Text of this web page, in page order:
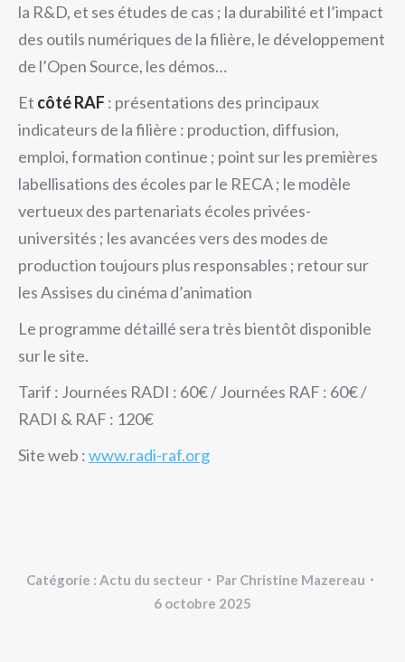
la R&D, et ses études de cas ; la durabilité et l’impact
des outils numériques de la filière, le développement
de l’Open Source, les démos…
Et côté RAF : présentations des principaux
indicateurs de la filière : production, diffusion,
emploi, formation continue ; point sur les premières
labellisations des écoles par le RECA ; le modèle
vertueux des partenariats écoles privées-
universités ; les avancées vers des modes de
production toujours plus responsables ; retour sur
les Assises du cinéma d’animation
Le programme détaillé sera très bientôt disponible
sur le site.
Tarif : Journées RADI : 60€ / Journées RAF : 60€ /
RADI & RAF : 120€
Site web :www.radi-raf.org
Catégorie : Actu du secteur Par Christine Mazereau
6 octobre 2025